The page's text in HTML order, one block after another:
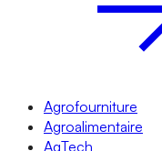
Agrofourniture
Agroalimentaire
AgTech